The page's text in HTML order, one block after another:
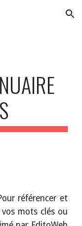
Skip to navigation
référencer et
mots clés ou